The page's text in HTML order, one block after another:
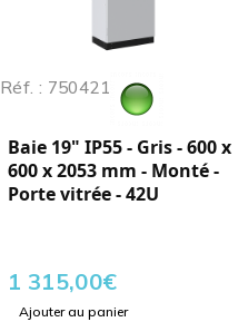
Réf. : 750421
Baie 19" IP55 - Gris - 600 x
600 x 2053 mm - Monté -
Porte vitrée - 42U
1 315,00€
Ajouter au panier